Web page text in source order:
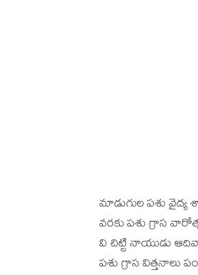
మాడుగుల పశు
వరకు పశు గ్రాస
వి చిట్టి నాయుడు
పశు గ్రాస విత్తనాలు